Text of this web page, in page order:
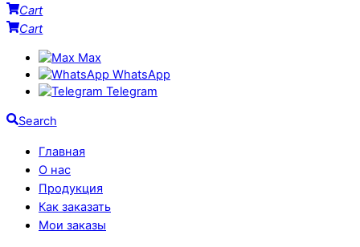
Cart
Cart
Max
WhatsApp
Telegram
Search
Главная
О нас
Продукция
Как заказать
Мои заказы